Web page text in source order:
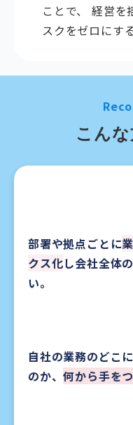
ことで、 経営を
スクをゼロにす
こん
部署や拠点ごとに
クス化し会社全体
い。
自社の業務のどこ
のか、何から手を